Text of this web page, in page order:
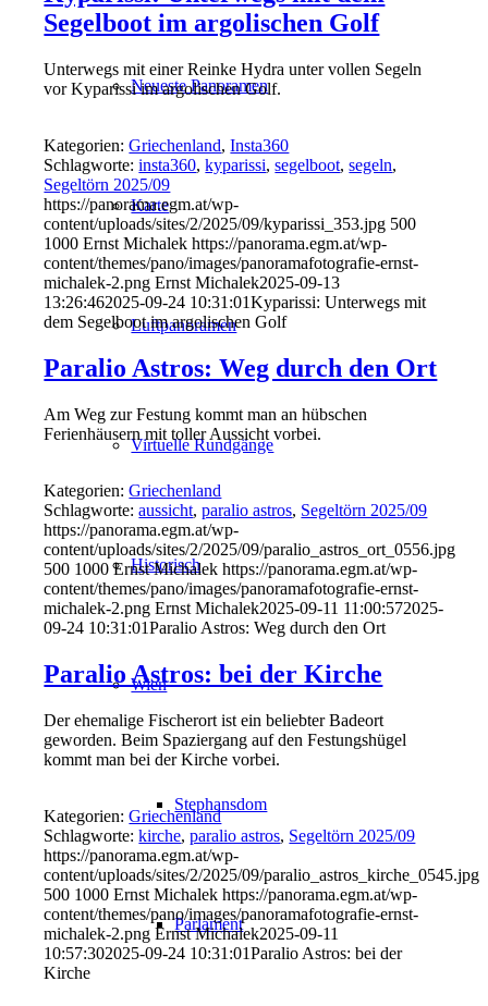
Neueste Panoramen
Karte
Luftpanoramen
Virtuelle Rundgänge
Historisch
Wien
Stephansdom
Parlament
Segelboot im argolischen Golf
Unterwegs mit einer Reinke Hydra unter vollen Segeln
vor Kyparissi im argolischen Golf.
Kategorien:Griechenland,Insta360
Schlagworte:insta360,kyparissi,segelboot,segeln,
Segeltörn 2025/09
https://panorama.egm.at/wp-
content/uploads/sites/2/2025/09/kyparissi_353.jpg 500
1000 Ernst Michalek https://panorama.egm.at/wp-
content/themes/pano/images/panoramafotografie-ernst-
michalek-2.png Ernst Michalek2025-09-13
13:26:462025-09-24 10:31:01Kyparissi: Unterwegs mit
dem Segelboot im argolischen Golf
Paralio Astros: Weg durch den Ort
Am Weg zur Festung kommt man an hübschen
Ferienhäusern mit toller Aussicht vorbei.
Kategorien:Griechenland
Schlagworte:aussicht,paralio astros, Segeltörn 2025/09
https://panorama.egm.at/wp-
content/uploads/sites/2/2025/09/paralio_astros_ort_0556.jpg
500 1000 Ernst Michalek https://panorama.egm.at/wp-
content/themes/pano/images/panoramafotografie-ernst-
michalek-2.png Ernst Michalek2025-09-11 11:00:572025-
09-24 10:31:01Paralio Astros: Weg durch den Ort
Paralio Astros: bei der Kirche
Der ehemalige Fischerort ist ein beliebter Badeort
geworden. Beim Spaziergang auf den Festungshügel
kommt man bei der Kirche vorbei.
Kategorien:Griechenland
Schlagworte:kirche,paralio astros, Segeltörn 2025/09
https://panorama.egm.at/wp-
content/uploads/sites/2/2025/09/paralio_astros_kirche_0545.jpg
500 1000 Ernst Michalek https://panorama.egm.at/wp-
content/themes/pano/images/panoramafotografie-ernst-
michalek-2.png Ernst Michalek2025-09-11
10:57:302025-09-24 10:31:01Paralio Astros: bei der
Kirche